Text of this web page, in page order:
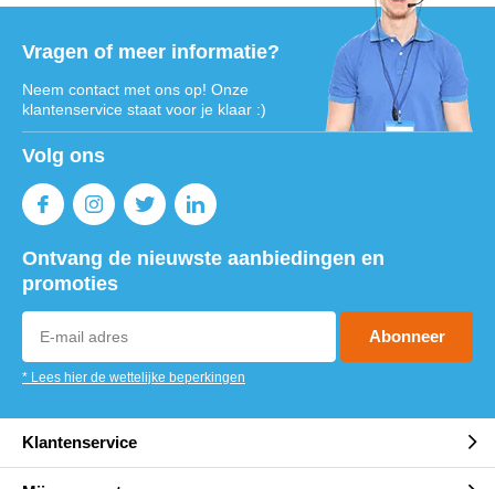
Vragen of meer informatie?
Neem contact met ons op! Onze
klantenservice staat voor je klaar :)
Volg ons
Ontvang de nieuwste aanbiedingen en
promoties
Abonneer
* Lees hier de wettelijke beperkingen
Klantenservice